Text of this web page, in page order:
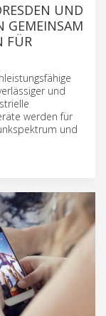
UND
GEMEINSAM
FÜR
und
werden für
und